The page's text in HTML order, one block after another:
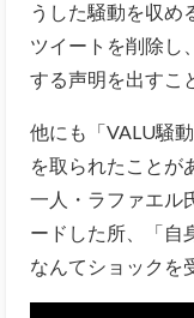
うした騒動を収め
ツイートを削除し
する声明を出すこ
他にも「VALU騒
を取られたことが
一人・ラファエル
ードした所、「自
なんてショックを